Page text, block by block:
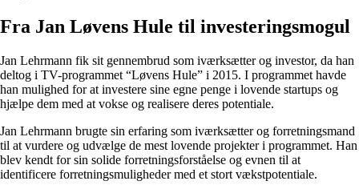
Fra Jan Løvens Hule til investeringsmogul
Jan Lehrmann fik sit gennembrud som iværksætter og investor, da han
deltog i TV-programmet “Løvens Hule” i 2015. I programmet havde
han mulighed for at investere sine egne penge i lovende startups og
hjælpe dem med at vokse og realisere deres potentiale.
Jan Lehrmann brugte sin erfaring som iværksætter og forretningsmand
til at vurdere og udvælge de mest lovende projekter i programmet. Han
blev kendt for sin solide forretningsforståelse og evnen til at
identificere forretningsmuligheder med et stort vækstpotentiale.